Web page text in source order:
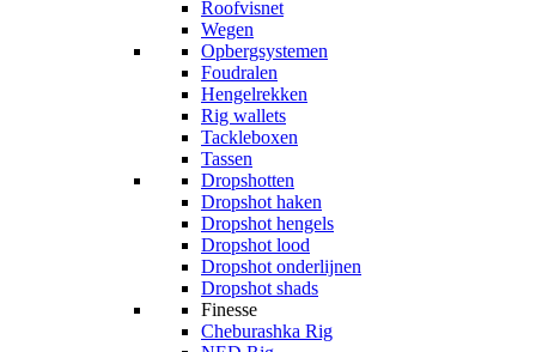
Roofvisnet
Wegen
Opbergsystemen
Foudralen
Hengelrekken
Rig wallets
Tackleboxen
Tassen
Dropshotten
Dropshot haken
Dropshot hengels
Dropshot lood
Dropshot onderlijnen
Dropshot shads
Finesse
Cheburashka Rig